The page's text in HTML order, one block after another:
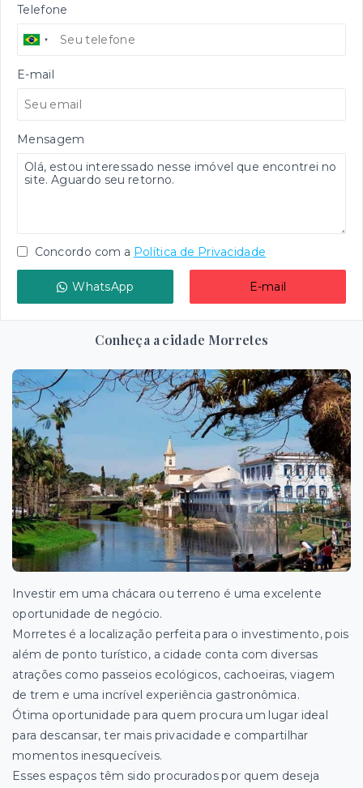
Telefone
E-mail
Mensagem
Concordo com a Política de Privacidade
WhatsApp E-mail
Conheça a cidade Morretes
Investir em uma chácara ou terreno é uma excelente
oportunidade de negócio.
Morretes é a localização perfeita para o investimento, pois
além de ponto turístico, a cidade conta com diversas
atrações como passeios ecológicos, cachoeiras, viagem
de trem e uma incrível experiência gastronômica.
Ótima oportunidade para quem procura um lugar ideal
para descansar, ter mais privacidade e compartilhar
momentos inesquecíveis.
Esses espaços têm sido procurados por quem deseja